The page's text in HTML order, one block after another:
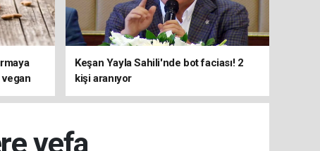
vegan
ortaya
Keşan Yayla Sahili'nde bot faciası! 2
kişi aranıyor
vefa